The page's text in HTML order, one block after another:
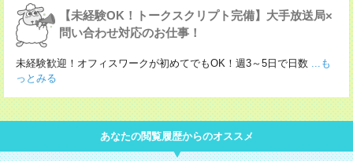
【未経験OK！トークスクリプト完備】大手放送局×
問い合わせ対応のお仕事！
未経験歓迎！オフィスワークが初めてでもOK！週3～5日で日数 ...も
っとみる
あなたの閲覧履歴からのオススメ